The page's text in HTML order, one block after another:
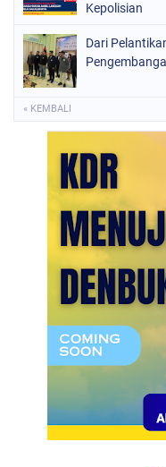
Kepolisian
Dari
« KEMBALI